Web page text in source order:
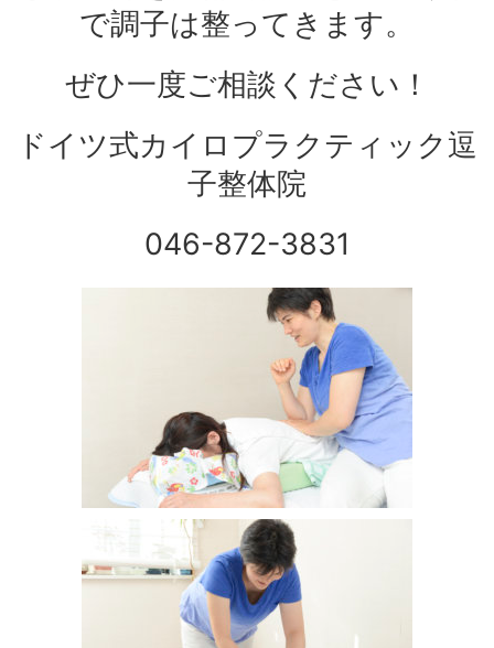
で調子は整ってきます。
ぜひ一度ご相談ください！
ドイツ式カイロプラクティック逗
子整体院
046-872-3831